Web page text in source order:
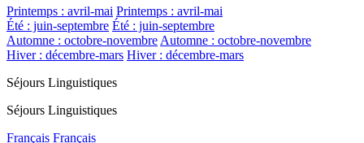
Printemps : avril-mai Printemps : avril-mai
Été : juin-septembre Été : juin-septembre
Automne : octobre-novembre Automne : octobre-novembre
Hiver : décembre-mars Hiver : décembre-mars
Séjours Linguistiques
Séjours Linguistiques
Français Français